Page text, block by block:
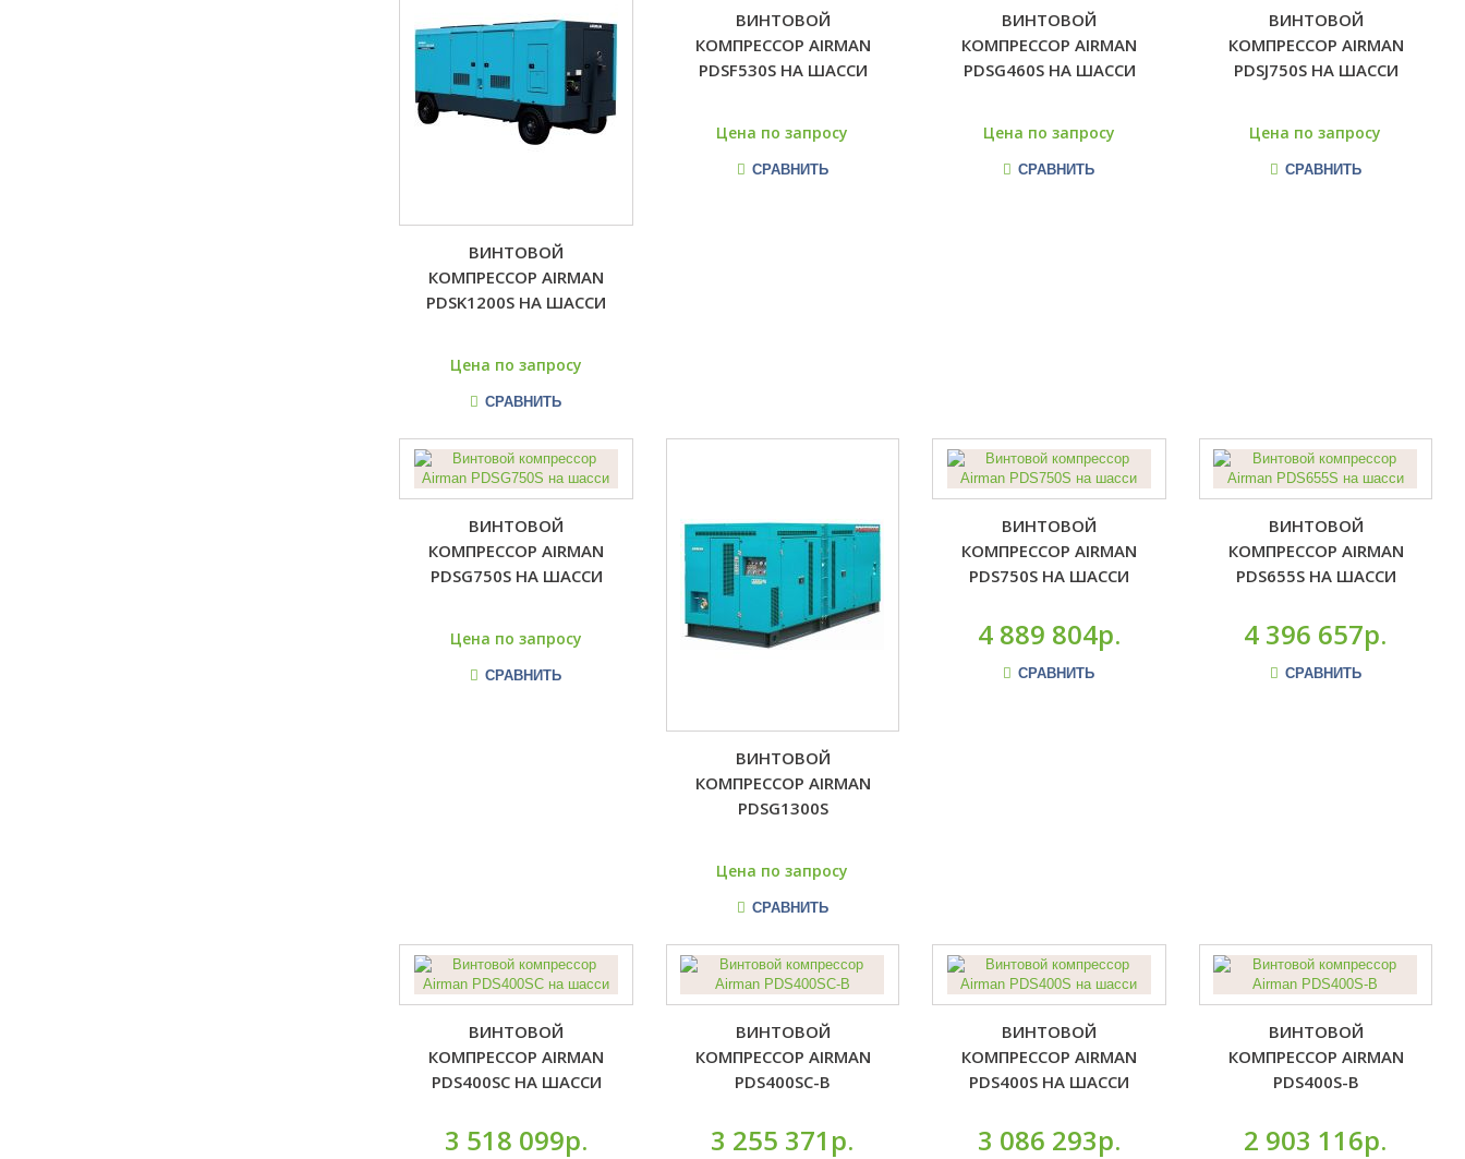
ВИНТОВОЙ
КОМПРЕССОР AIRMAN
PDSK1200S НА ШАССИ
Цена по запросу
СРАВНИТЬ
ВИНТОВОЙ
КОМПРЕССОР AIRMAN
PDSF530S НА ШАССИ
Цена по запросу
СРАВНИТЬ
ВИНТОВОЙ
КОМПРЕССОР AIRMAN
PDSG460S НА ШАССИ
Цена по запросу
СРАВНИТЬ
ВИНТОВОЙ
КОМПРЕССОР AIRMAN
PDSJ750S НА ШАССИ
Цена по запросу
СРАВНИТЬ
ВИНТОВОЙ
КОМПРЕССОР AIRMAN
PDSG750S НА ШАССИ
Цена по запросу
СРАВНИТЬ
ВИНТОВОЙ
КОМПРЕССОР AIRMAN
PDSG1300S
Цена по запросу
СРАВНИТЬ
ВИНТОВОЙ
КОМПРЕССОР AIRMAN
PDS750S НА ШАССИ
4 889 804р.
СРАВНИТЬ
ВИНТОВОЙ
КОМПРЕССОР AIRMAN
PDS655S НА ШАССИ
4 396 657р.
СРАВНИТЬ
ВИНТОВОЙ
КОМПРЕССОР AIRMAN
PDS400SC НА ШАССИ
3 518 099р.
ВИНТОВОЙ
КОМПРЕССОР AIRMAN
PDS400SC-B
3 255 371р.
ВИНТОВОЙ
КОМПРЕССОР AIRMAN
PDS400S НА ШАССИ
3 086 293р.
ВИНТОВОЙ
КОМПРЕССОР AIRMAN
PDS400S-B
2 903 116р.